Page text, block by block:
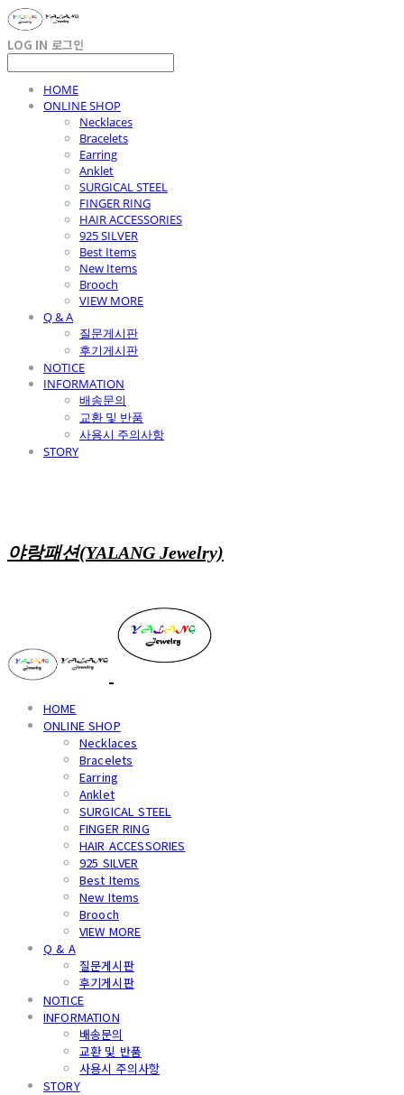
LOG IN 로그인
HOME
ONLINE SHOP
Necklaces
Bracelets
Earring
Anklet
SURGICAL STEEL
FINGER RING
HAIR ACCESSORIES
925 SILVER
Best Items
New Items
Brooch
VIEW MORE
Q & A
질문게시판
후기게시판
NOTICE
INFORMATION
배송문의
교환 및 반품
사용시 주의사항
STORY
야랑패션(YALANG Jewelry)
HOME
ONLINE SHOP
Necklaces
Bracelets
Earring
Anklet
SURGICAL STEEL
FINGER RING
HAIR ACCESSORIES
925 SILVER
Best Items
New Items
Brooch
VIEW MORE
Q & A
질문게시판
후기게시판
NOTICE
INFORMATION
배송문의
교환 및 반품
사용시 주의사항
STORY